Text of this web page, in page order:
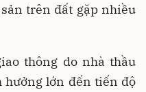
trên đất gặp nhiều
thông do nhà thầu
lớn đến tiến độ